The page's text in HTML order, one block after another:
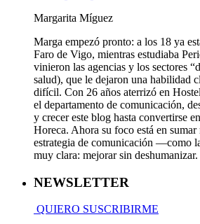
Margarita Míguez
Marga empezó pronto: a los 18 ya
Faro de Vigo, mientras estudiaba
vinieron las agencias y los sectores
salud), que le dejaron una habilidad
difícil. Con 26 años aterrizó en
el departamento de comunicación,
y crecer este blog hasta convertirse
Horeca. Ahora su foco está en sumar
estrategia de comunicación —como
muy clara: mejorar sin deshumanizar.
NEWSLETTER
QUIERO SUSCRIBIRME